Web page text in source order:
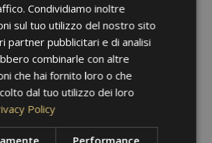
Condividiamo inoltre
sul tuo utilizzo del nostro sito
partner pubblicitari e di analisi
combinarle con altre
che hai fornito loro o che
dal tuo utilizzo dei loro
Policy
Performance